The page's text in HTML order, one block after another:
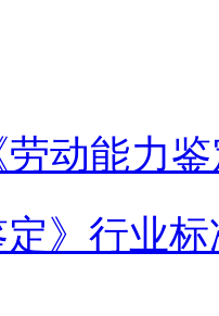
劳动能力
》行业